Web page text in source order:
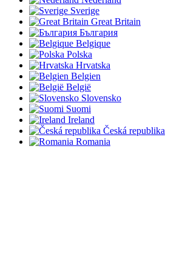
Sverige
Great Britain
България
Belgique
Polska
Hrvatska
Belgien
België
Slovensko
Suomi
Ireland
Česká republika
Romania